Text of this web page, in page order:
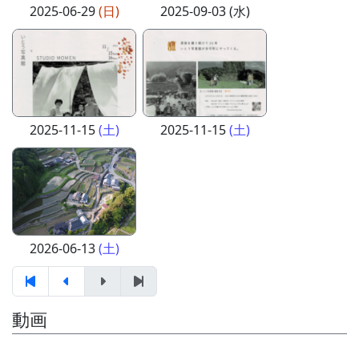
2025-06-29(日) 2025-09-03 (水)
2025-11-15(土) 2025-11-15(土)
2026-06-13(土)
動画